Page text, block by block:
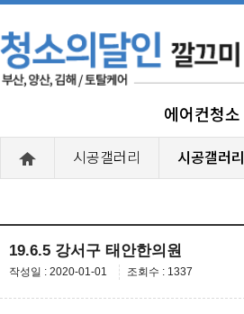
에어컨청소
시공갤러리 시공갤러리
19.6.5 강서구 태안한의원
작성일 : 2020-01-01 조회수 : 1337